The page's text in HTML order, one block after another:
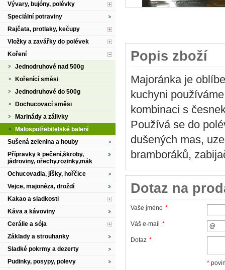
Popis zboží
Majoránka je
kuchyni
kombinaci s
Používá se do
dušených mas,
bramboráků,
Dotaz na
Vaše jméno *
Váš e-mail *
Dotaz *
*
Vývary, bujóny, polévky
Speciální potraviny
Rajčata, protlaky, kečupy
Vložky a zavářky do polévek
Koření
Jednodruhové nad 500g
Kořenící směsi
Jednodruhové do 500g
Dochucovací směsi
Marinády a zálivky
Malospotřebitelské balení
Sušená zelenina a houby
Přípravky k pečení,škroby,
jádroviny, ořechy,rozinky,mák
Ochucovadla, jíšky, hořčice
Vejce, majonéza, droždí
Kakao a sladkosti
Káva a kávoviny
Cerálie a sója
Základy a strouhanky
Sladké pokrmy a dezerty
Pudinky, posypy, polevy